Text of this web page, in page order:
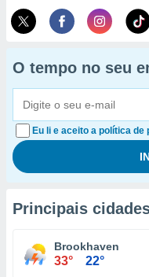
O tempo no seu
Eu li e aceito a política de
Principais
Brookhaven
33° 22°